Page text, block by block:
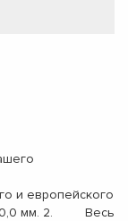
и европейского
30,0 мм. 2. Весь